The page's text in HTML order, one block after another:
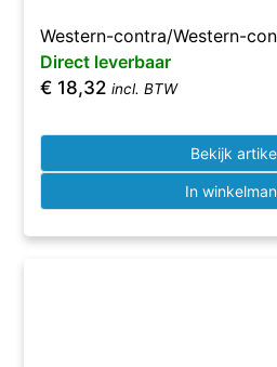
Western-contra/Western-
Direct leverbaar
€ 18,32 incl. BTW
Bekijk
In